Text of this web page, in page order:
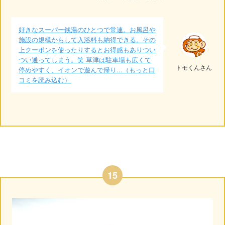
好きなスーパー銭湯のひとつで常連。お風呂や
施設の規模からして入浴料も納得できる。その
上クーポンを使ったりするとお得感もありつい
つい通ってしまう。笑 草津は駐車場も広くて
停めやすく、イオンで遊んで帰り...（もっと口
コミを読み込む）
トモくんさん
15